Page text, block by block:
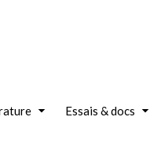
Essais & docs